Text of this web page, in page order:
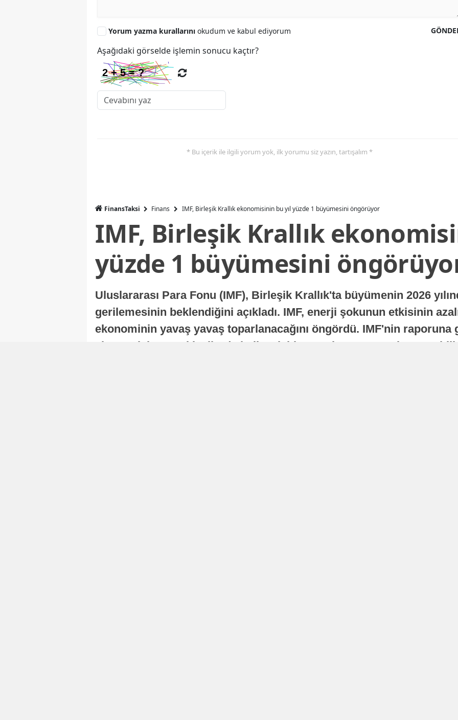
Yorum yazma kurallarını okudum ve kabul ediyorum
Aşağıdaki görselde işlemin sonucu kaçtır?
* Bu içerik ile ilgili yorum yok, ilk yorumu siz yazın, tartışalım *
FinansTaksi Finans IMF, Birleşik Krallık ekonomisinin bu yıl yüzde 1 büyümesini öngörüyor
IMF, Birleşik Krallık
yüzde 1 büyümesini
Uluslararası Para Fonu (IMF), Birleşik Krallık'ta büyümenin 2026
gerilemesinin beklendiğini açıkladı. IMF, enerji şokunun etkisinin
ekonominin yavaş yavaş toparlanacağını öngördü. IMF'nin raporuna
ekonomisi, sonraki yıllarda istikrarlı bir toparlanma süreci